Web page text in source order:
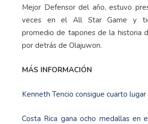
Mejor Defensor del año, estuvo
veces en el All Star Game y
promedio de tapones de la historia
por detrás de Olajuwon.
MÁS INFORMACIÓN
Kenneth Tencio consigue cuarto lugar
Costa Rica gana ocho medallas en